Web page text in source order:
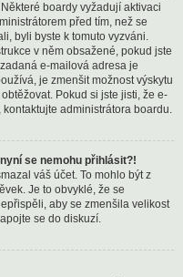
boardy vyžadují aktivaci
před tím, než se
byli byste k tomuto vyzváni.
v něm obsažené, pokud jste
e-mailová adresa je
je zmenšit možnost výskytu
Pokud si jste jisti, že e-
administrátora boardu.
se nemohu přihlásit?!
váš účet. To mohlo být z
Je to obvyklé, že se
aby se zmenšila velikost
se do diskuzí.